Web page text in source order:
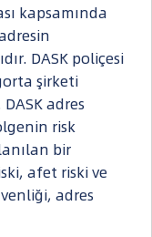
kapsamında
DASK poliçesi
şirketi
adres
risk
bir
afet riski ve
adres